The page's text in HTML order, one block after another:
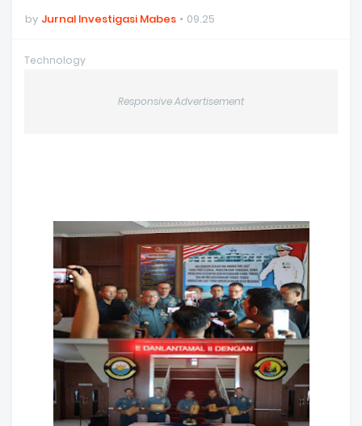
by Jurnal Investigasi Mabes 09.25
Technology
Responsive Advertisement